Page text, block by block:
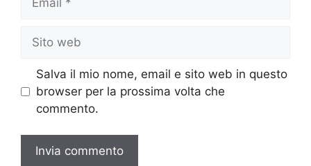
web
Salva il mio nome, email e sito web in questo
browser per la prossima volta che
commento.